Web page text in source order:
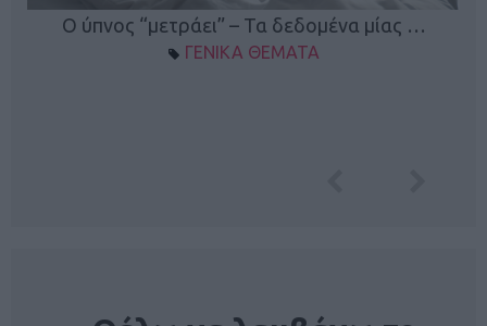
Ο ύπνος “μετράει” – Τα δεδομένα μίας …
ΓΕΝΙΚΑ ΘΕΜΑΤΑ